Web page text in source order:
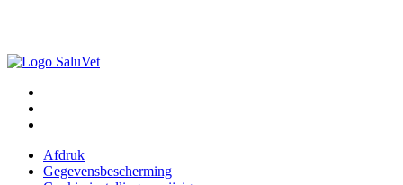
Afdruk
Gegevensbescherming